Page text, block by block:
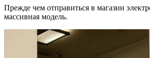
Прежде чем отправиться в магазин
массивная модель.